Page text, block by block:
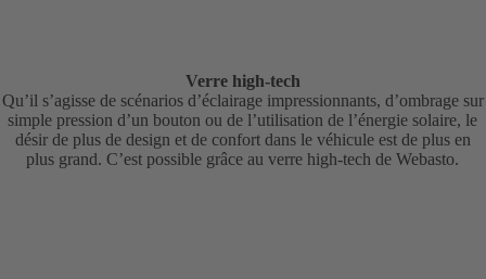
Verre high-tech
Qu’il s’agisse de scénarios d’éclairage impressionnants, d’ombrage sur
simple pression d’un bouton ou de l’utilisation de l’énergie solaire, le
désir de plus de design et de confort dans le véhicule est de plus en
plus grand. C’est possible grâce au verre high-tech de Webasto.